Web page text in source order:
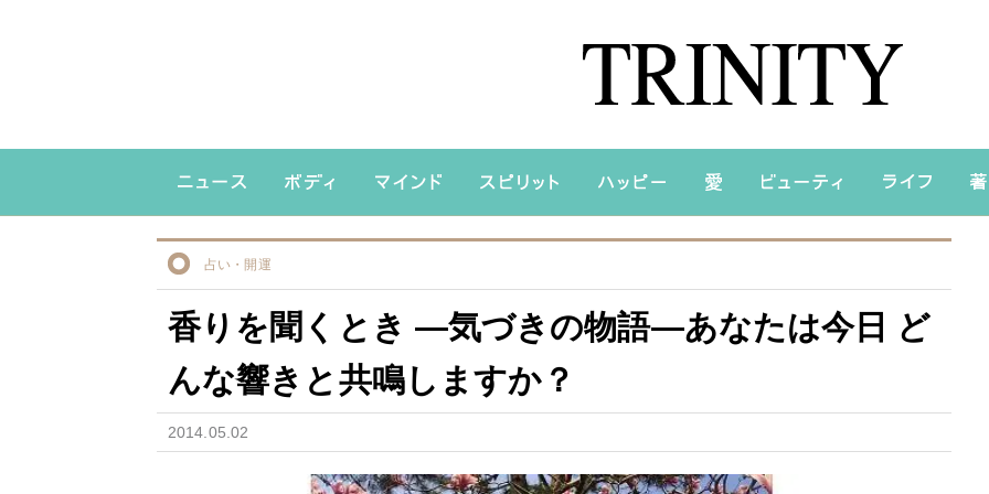
占い・開運
香りを聞くとき ―気づきの物語―あなたは今日 ど
んな響きと共鳴しますか？
2014.05.02